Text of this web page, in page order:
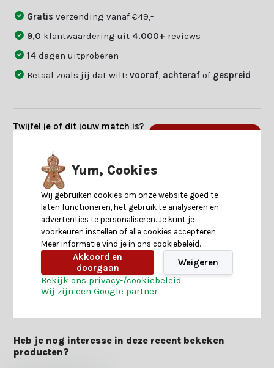
Gratisverzending vanaf €49,-
9,0 klantwaardering uit 4.000+ reviews
14dagen uitproberen
Betaal zoals jij dat wilt:vooraf achteraf of gespreid
Twijfel je of dit jouw match is?
Productomschrijving
Specificaties
Heb je nog interesse in deze recent bekeken
producten?
Yum, Cookies
Wij gebruiken cookies om onze website goed te
laten functioneren, het gebruik te analyseren en
advertenties te personaliseren. Je kunt je
voorkeuren instellen of alle cookies accepteren.
Meer informatie vind je in ons cookiebeleid.
Akkoord en
doorgaan
Weigeren
Bekijk ons privacy-/cookiebeleid
Wij zijn een Google partner